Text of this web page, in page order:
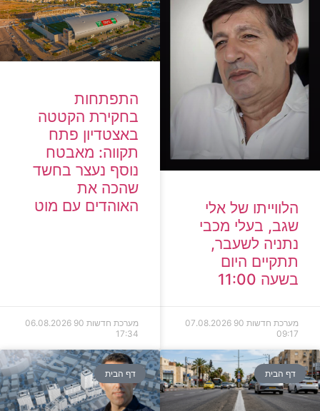
הלווייתו של אלי
שגב, בעלי מכבי
נתניה לשעבר,
תתקיים היום
בשעה 11:00
מערכת חדשות 90
07.08.2026
09:17
התפתחות
בחקירת הקטטה
באצטדיון פתח
תקווה: מאבטח
נוסף נעצר בחשד
שהכה את
האוהדים עם מוט
מערכת חדשות 90
06.08.2026
17:34
דף הבית דף הבית